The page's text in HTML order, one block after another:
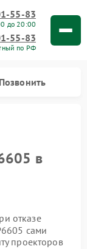
55-83
до 20:00
55-83
по РФ
Позвонить
в
отказе
сами
проекторов